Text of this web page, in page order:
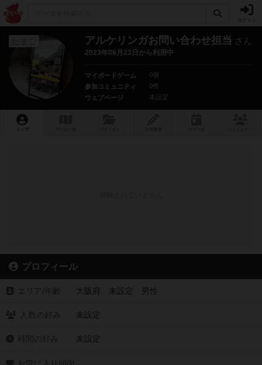
アルケリンガお問い合わせ担当 さん
2023年06月23日から利用中
マイボードゲーム
0個
参加コミュニティ
0件
ウェブページ
未設定
トップ
プロフィール
大阪府 未設定 男性
未設定
未設定